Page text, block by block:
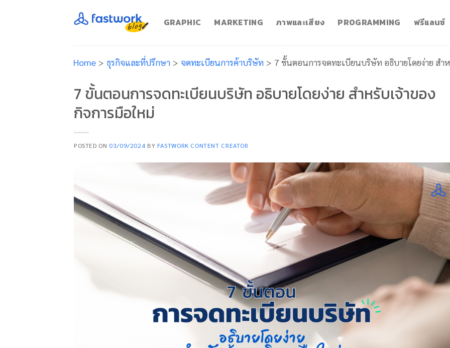
GRAPHIC MARKETING ภาพและเสียง PROGRAMMING ฟรีแลนซ์
Home > ธุรกิจและที่ปรึกษา > จดทะเบียนการค้าบริษัท > 7 ขั้นตอนการจดทะเบียนบริษัท อธิบายโดยง่าย สำ
7 ขั้นตอนการจดทะเบียนบริษัท อธิบายโดยง่าย สำหรับเจ้าของ
กิจการมือใหม่
POSTED ON 03/09/2024 BY FASTWORK CONTENT CREATOR